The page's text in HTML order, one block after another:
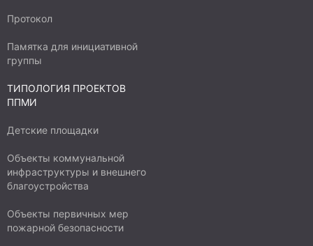
Протокол
Памятка для инициативной
группы
ТИПОЛОГИЯ ПРОЕКТОВ
ППМИ
Детские площадки
Объекты коммунальной
инфраструктуры и внешнего
благоустройства
Объекты первичных мер
пожарной безопасности